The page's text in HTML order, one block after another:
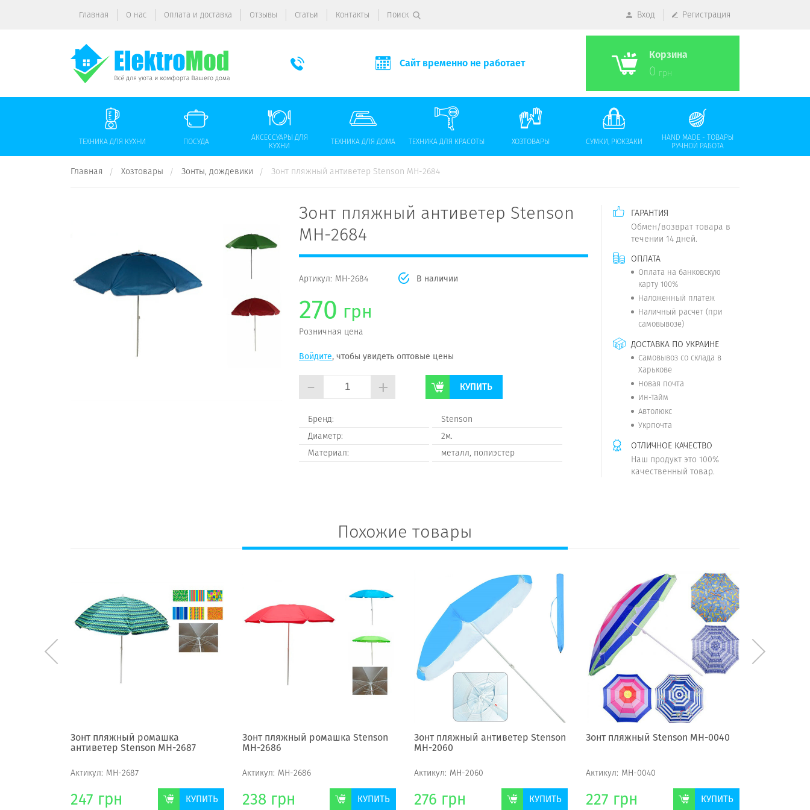
Главная О нас Оплата и доставка Отзывы Статьи Контакты Поиск Вход Регистрация
Сайт временно не работает
Корзина
0 грн
ТЕХНИКА ДЛЯ КУХНИ ПОСУДА
АКСЕССУАРЫ ДЛЯ
КУХНИ
ТЕХНИКА ДЛЯ ДОМА ТЕХНИКА ДЛЯ КРАСОТЫ ХОЗТОВАРЫ СУМКИ, РЮКЗАКИ
HAND MADE - ТОВАРЫ
РУЧНОЙ РАБОТА
Главная Хозтовары Зонты, дождевики Зонт пляжный антиветер Stenson МН-2684
Зонт пляжный антиветер Stenson
МН-2684
Артикул: МН-2684 В наличии
270 грн
Розничная цена
Войдите, чтобы увидеть оптовые цены
- + КУПИТЬ
Бренд:
Stenson
Диаметр:
2м.
Материал:
металл, полиэстер
ГАРАНТИЯ
Обмен/возврат товара в
течении 14 дней.
ОПЛАТА
Оплата на банковскую
карту 100%
Наложенный платеж
Наличный расчет (при
самовывозе)
ДОСТАВКА ПО УКРАИНЕ
Самовывоз со склада в
Харькове
Новая почта
Ин-Тайм
Автолюкс
Укрпочта
ОТЛИЧНОЕ КАЧЕСТВО
Наш продукт это 100%
качественный товар.
Похожие товары
Зонт пляжный ромашка
антиветер Stenson МН-2687
Актикул: МН-2687
247 грн КУПИТЬ
Зонт пляжный ромашка Stenson
МН-2686
Актикул: МН-2686
238 грн КУПИТЬ
Зонт пляжный антиветер Stenson
МН-2060
Актикул: МН-2060
276 грн КУПИТЬ
Зонт пляжный Stenson МН-0040
Актикул: МН-0040
227 грн КУПИТЬ